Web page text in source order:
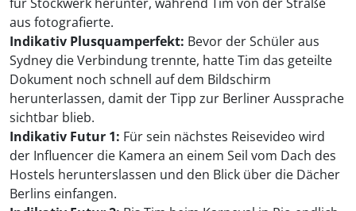
aus fotografierte.
Indikativ Plusquamperfekt: Bevor der Schüler aus
Sydney die Verbindung trennte, hatte Tim das geteilte
Dokument noch schnell auf dem Bildschirm
herunterlassen, damit der Tipp zur Berliner Aussprache
sichtbar blieb.
Indikativ Futur 1: Für sein nächstes Reisevideo wird
der Influencer die Kamera an einem Seil vom Dach des
Hostels herunterslassen und den Blick über die Dächer
Berlins einfangen.